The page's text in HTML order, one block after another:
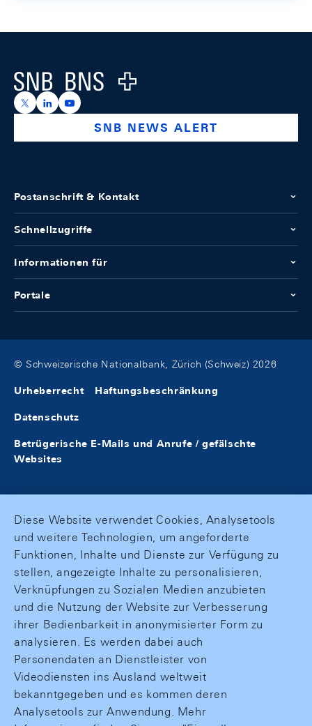
Logo
https://x.com/snb_bns
https://ch.linkedin.com/company/swiss-national-
https://www.youtube.com/@swissnationalbank
SNB NEWS ALERT
Postanschrift & Kontakt
Schnellzugriffe
Informationen für
Portale
© Schweizerische Nationalbank, Zürich (Schweiz) 2026
Urheberrecht Haftungsbeschränkung
Datenschutz
Betrügerische E-Mails und Anrufe / gefälschte
Websites
Diese Website verwendet Cookies, Analysetools
und weitere Technologien, um angeforderte
Funktionen, Inhalte und Dienste zur Verfügung zu
stellen, angezeigte Inhalte zu personalisieren,
Verknüpfungen zu Sozialen Medien anzubieten
und die Nutzung der Website zur Verbesserung
ihrer Bedienbarkeit in anonymisierter Form zu
analysieren. Es werden dabei auch
Personendaten an Dienstleister von
Videodiensten ins Ausland weltweit
bekanntgegeben und es kommen deren
Analysetools zur Anwendung. Mehr